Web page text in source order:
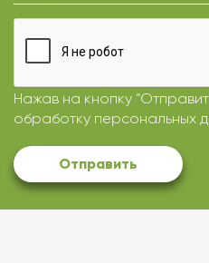
Нажав на кнопку
обработку персональных
Отправить